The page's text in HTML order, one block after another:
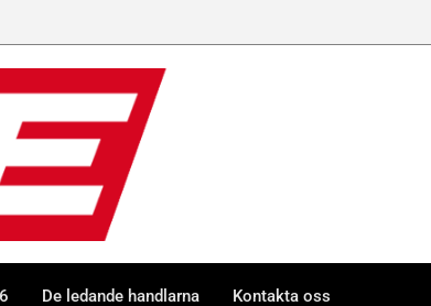
De ledande handlarna Kontakta oss